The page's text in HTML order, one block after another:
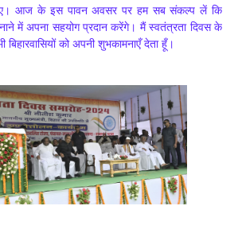
आज के इस पावन अवसर पर हम सब संकल्प लें कि
में अपना सहयोग प्रदान करेंगे। मैं स्वतंत्रता दिवस के
को अपनी शुभकामनाएँ देता हूँ।